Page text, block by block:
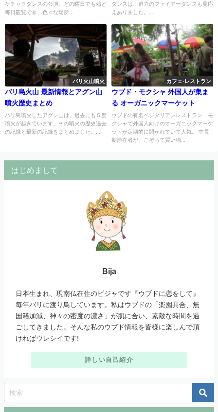
ケチャクダンスの公演。どの曜日でも殆ど
毎日観覧でき、色々な場所...
ダンスは、迫力のファイアーダンスも見応
えありました。...
バリ火山噴火
バリ島火山 最新情報とアグン山
噴火歴史まとめ
バリ島噴火したアグン山は、過去にも５度
噴火が起きています。その噴火の歴史過去
の記録と最新の記録をまとめました。...
カフェ·レストラン
ウブド・モクシャ 外国人が集ま
る オーガニックマーケット
ウブドの有名ベジタリアンレストラン モ
クシャで外国人向けのオーガニックマーケ
ットが定期的に開かれていて人気。 中長
期滞在者が、こぞって買い物...
はじめまして
Bija
日本生まれ、現南仏在住のビジャです『ウブドに恋をして』
毎年バリに渡り鳥しています。私はウブドの「楽園具合、無
国籍加減、神々の密度の濃さ」が肌に合い、素敵な時間を過
ごしてきました。そんな私のウブド情報を皆様に楽しんで頂
ければウレシイです!
詳しい自己紹介